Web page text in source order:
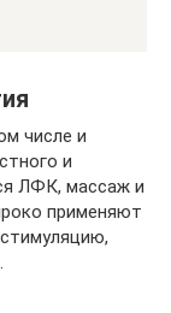
числе и
и
ЛФК, массаж и
применяют